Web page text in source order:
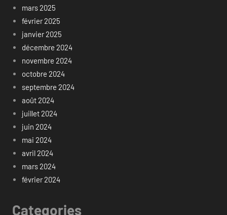
mars 2025
février 2025
janvier 2025
décembre 2024
novembre 2024
octobre 2024
septembre 2024
août 2024
juillet 2024
juin 2024
mai 2024
avril 2024
mars 2024
février 2024
Categories